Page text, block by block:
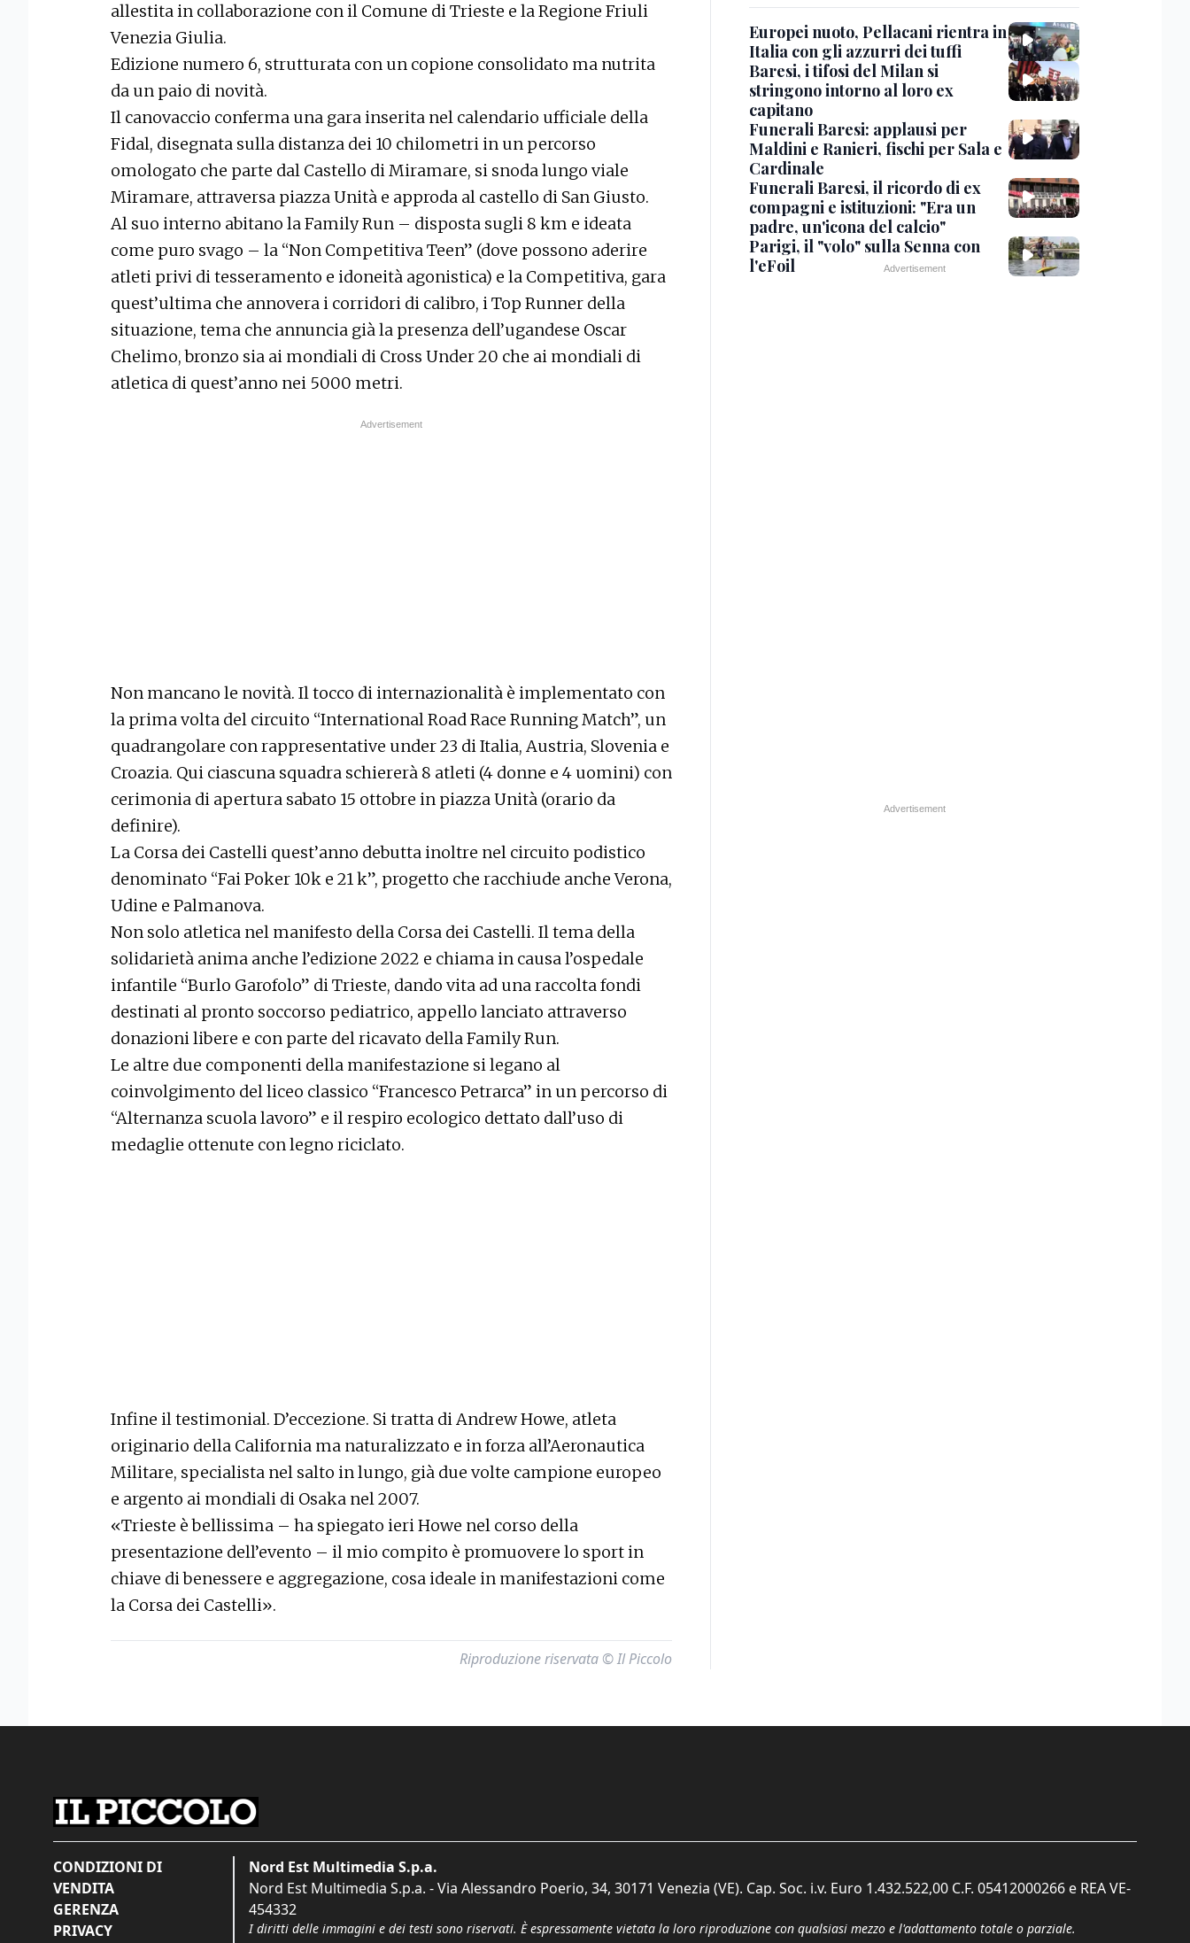
allestita in collaborazione con il Comune di Trieste e la Regione Friuli
Venezia Giulia.
Edizione numero 6, strutturata con un copione consolidato ma nutrita
da un paio di novità.
Il canovaccio conferma una gara inserita nel calendario ufficiale della
Fidal, disegnata sulla distanza dei 10 chilometri in un percorso
omologato che parte dal Castello di Miramare, si snoda lungo viale
Miramare, attraversa piazza Unità e approda al castello di San Giusto.
Al suo interno abitano la Family Run – disposta sugli 8 km e ideata
come puro svago – la “Non Competitiva Teen” (dove possono aderire
atleti privi di tesseramento e idoneità agonistica) e la Competitiva, gara
quest’ultima che annovera i corridori di calibro, i Top Runner della
situazione, tema che annuncia già la presenza dell’ugandese Oscar
Chelimo, bronzo sia ai mondiali di Cross Under 20 che ai mondiali di
atletica di quest’anno nei 5000 metri.
Non mancano le novità. Il tocco di internazionalità è implementato con
la prima volta del circuito “International Road Race Running Match”, un
quadrangolare con rappresentative under 23 di Italia, Austria, Slovenia e
Croazia. Qui ciascuna squadra schiererà 8 atleti (4 donne e 4 uomini) con
cerimonia di apertura sabato 15 ottobre in piazza Unità (orario da
definire).
La Corsa dei Castelli quest’anno debutta inoltre nel circuito podistico
denominato “Fai Poker 10k e 21 k”, progetto che racchiude anche Verona,
Udine e Palmanova.
Non solo atletica nel manifesto della Corsa dei Castelli. Il tema della
solidarietà anima anche l’edizione 2022 e chiama in causa l’ospedale
infantile “Burlo Garofolo” di Trieste, dando vita ad una raccolta fondi
destinati al pronto soccorso pediatrico, appello lanciato attraverso
donazioni libere e con parte del ricavato della Family Run.
Le altre due componenti della manifestazione si legano al
coinvolgimento del liceo classico “Francesco Petrarca” in un percorso di
“Alternanza scuola lavoro” e il respiro ecologico dettato dall’uso di
medaglie ottenute con legno riciclato.
Infine il testimonial. D’eccezione. Si tratta di Andrew Howe, atleta
originario della California ma naturalizzato e in forza all’Aeronautica
Militare, specialista nel salto in lungo, già due volte campione europeo
e argento ai mondiali di Osaka nel 2007.
«Trieste è bellissima – ha spiegato ieri Howe nel corso della
presentazione dell’evento – il mio compito è promuovere lo sport in
chiave di benessere e aggregazione, cosa ideale in manifestazioni come
la Corsa dei Castelli».
Riproduzione riservata © Il Piccolo
Europei nuoto, Pellacani rientra in
Italia con gli azzurri dei tuffi
Baresi, i tifosi del Milan si
stringono intorno al loro ex
capitano
Funerali Baresi: applausi per
Maldini e Ranieri, fischi per Sala e
Cardinale
Funerali Baresi, il ricordo di ex
compagni e istituzioni: "Era un
padre, un'icona del calcio"
Parigi, il "volo" sulla Senna con
l'eFoil
CONDIZIONI DI
VENDITA
GERENZA
PRIVACY
Nord Est Multimedia S.p.a.
Nord Est Multimedia S.p.a. - Via Alessandro Poerio, 34, 30171 Venezia (VE). Cap. Soc. i.v. Euro 1.432.522,00 C.F. 05412000266 e REA VE-
454332
I diritti delle immagini e dei testi sono riservati. È espressamente vietata la loro riproduzione con qualsiasi mezzo e l'adattamento totale o parziale.